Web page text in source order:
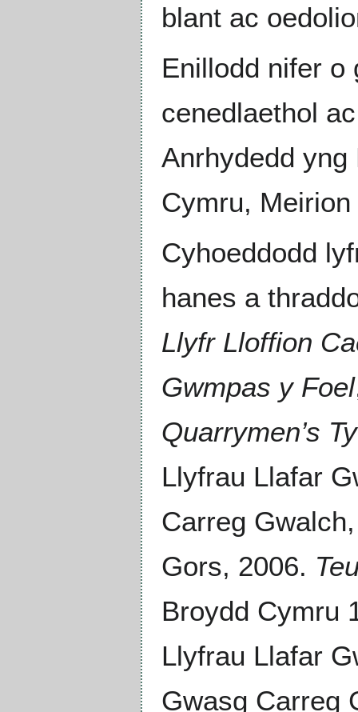
blant ac
Enillodd nifer o
cenedlaethol
Anrhydedd
Cymru, Meirion
Cyhoeddodd
hanes a
Llyfr Lloffion
Gwmpas y Foel
Quarrymen’s
Llyfrau Llafar
Carreg
Gors, 2006.
Broydd Cymru
Llyfrau Llafar
Gwasg Carreg